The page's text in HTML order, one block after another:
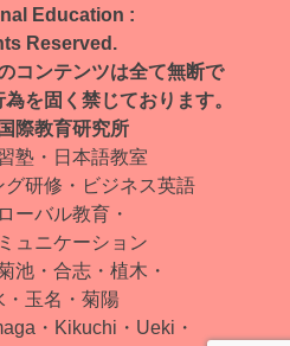
Education :
Reserved.
コンテンツは全て無断で
を固く禁じております。
際教育研究所
塾・日本語教室
グ研修・ビジネス英語
ーバル教育・
ュニケーション
池・合志・植木・
・玉名・菊陽
・Kikuchi・Ueki・